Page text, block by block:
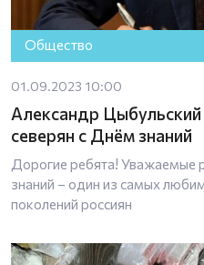
Общество
01.09.2023 10:00
Александр
северян с Днём знаний
Дорогие ребята! Уважаемые
знаний – один из самых
поколений россиян